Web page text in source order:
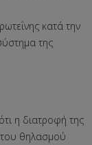
κατά την
της
η διατροφή της
του θηλασμού